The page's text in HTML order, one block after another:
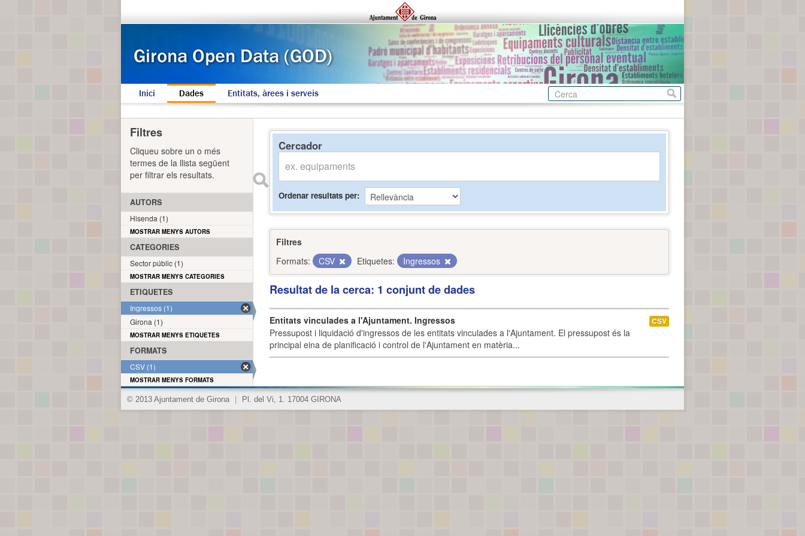
Inici Dades Entitats, àrees i serveis
Cercador
Ordenar resultats per
Filtres
Formats:
CSV Etiquetes: Ingressos
Resultat de la cerca: 1 conjunt de dades
Entitats vinculades a l'Ajuntament. Ingressos
Pressupost i liquidació d'ingressos de les entitats vinculades a l'Ajuntament. El pressupost és la
principal eina de planificació i control de l'Ajuntament en matèria...
CSV
Filtres
Cliqueu sobre un o més
termes de la llista següent
per filtrar els resultats.
AUTORS
Hisenda (1)
MOSTRAR MENYS AUTORS
CATEGORIES
Sector públic (1)
MOSTRAR MENYS CATEGORIES
ETIQUETES
Ingressos (1)
Girona (1)
MOSTRAR MENYS ETIQUETES
FORMATS
CSV (1)
MOSTRAR MENYS FORMATS
© 2013 Ajuntament de Girona Pl. del Vi, 1. 17004 GIRONA